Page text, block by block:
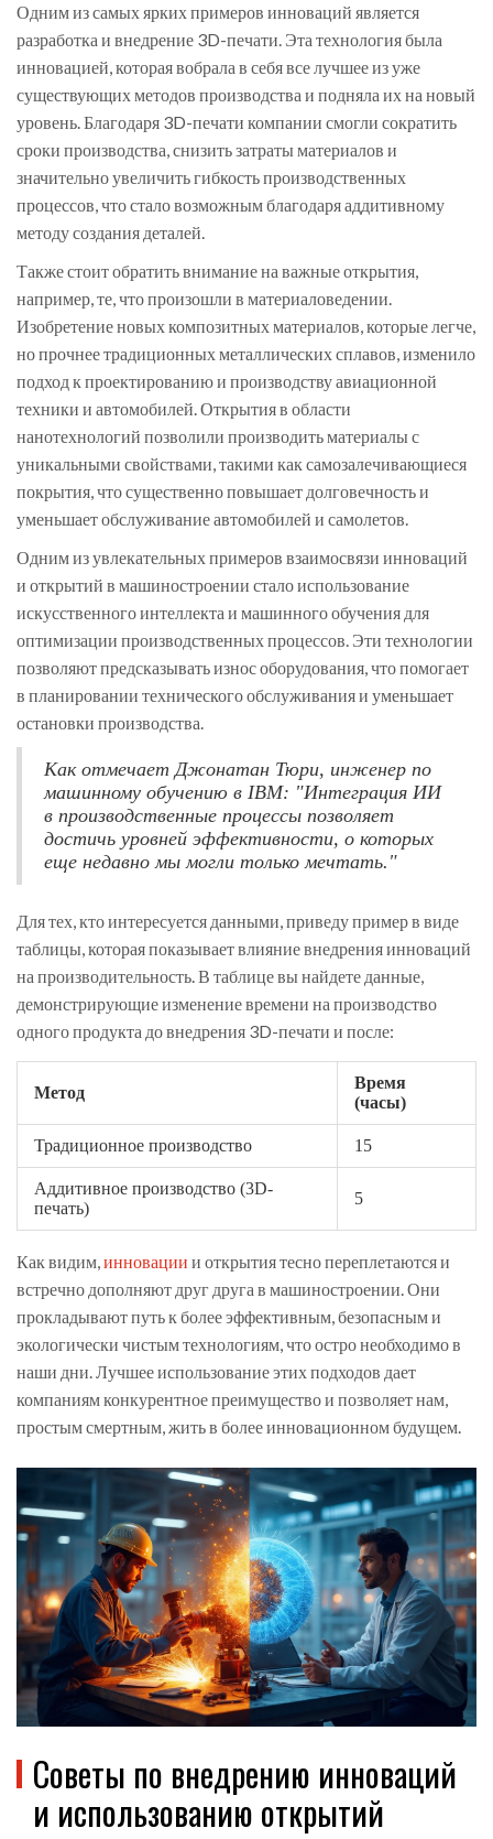
Одним из самых ярких примеров инноваций является
разработка и внедрение 3D-печати. Эта технология была
инновацией, которая вобрала в себя все лучшее из уже
существующих методов производства и подняла их на новый
уровень. Благодаря 3D-печати компании смогли сократить
сроки производства, снизить затраты материалов и
значительно увеличить гибкость производственных
процессов, что стало возможным благодаря аддитивному
методу создания деталей.
Также стоит обратить внимание на важные открытия,
например, те, что произошли в материаловедении.
Изобретение новых композитных материалов, которые легче,
но прочнее традиционных металлических сплавов, изменило
подход к проектированию и производству авиационной
техники и автомобилей. Открытия в области
нанотехнологий позволили производить материалы с
уникальными свойствами, такими как самозалечивающиеся
покрытия, что существенно повышает долговечность и
уменьшает обслуживание автомобилей и самолетов.
Одним из увлекательных примеров взаимосвязи инноваций
и открытий в машиностроении стало использование
искусственного интеллекта и машинного обучения для
оптимизации производственных процессов. Эти технологии
позволяют предсказывать износ оборудования, что помогает
в планировании технического обслуживания и уменьшает
остановки производства.
Как отмечает Джонатан Тюри, инженер по
машинному обучению в IBM: "Интеграция ИИ
в производственные процессы позволяет
достичь уровней эффективности, о которых
еще недавно мы могли только мечтать."
Для тех, кто интересуется данными, приведу пример в виде
таблицы, которая показывает влияние внедрения инноваций
на производительность. В таблице вы найдете данные,
демонстрирующие изменение времени на производство
одного продукта до внедрения 3D-печати и после:
Метод
Время
(часы)
Традиционное производство 15
Аддитивное производство (3D-
печать)
5
Как видим,инновации и открытия тесно переплетаются и
встречно дополняют друг друга в машиностроении. Они
прокладывают путь к более эффективным, безопасным и
экологически чистым технологиям, что остро необходимо в
наши дни. Лучшее использование этих подходов дает
компаниям конкурентное преимущество и позволяет нам,
простым смертным, жить в более инновационном будущем.
Советы по внедрению инноваций
и использованию открытий